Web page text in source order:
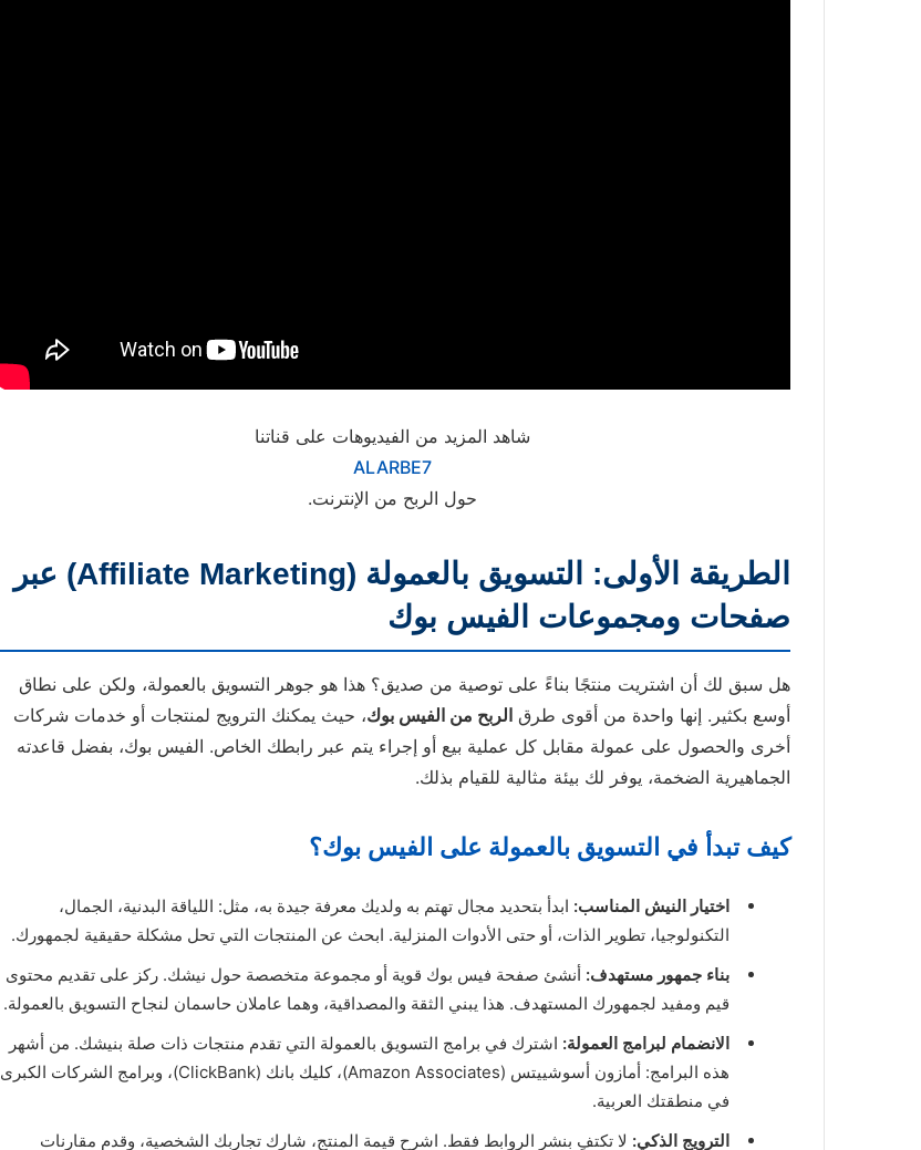
شاهد المزيد من الفيديوهات على قناتنا
ALARBE7
حول الربح من الإنترنت.
الطريقة الأولى: التسويق بالعمولة (Affiliate Marketing) عبر
صفحات ومجموعات الفيس بوك
هل سبق لك أن اشتريت منتجًا بناءً على توصية من صديق؟ هذا هو جوهر التسويق بالعمولة، ولكن على نطاق
أوسع بكثير. إنها واحدة من أقوى طرق الربح من الفيس بوك، حيث يمكنك الترويج لمنتجات أو خدمات شركات
أخرى والحصول على عمولة مقابل كل عملية بيع أو إجراء يتم عبر رابطك الخاص. الفيس بوك، بفضل قاعدته
الجماهيرية الضخمة، يوفر لك بيئة مثالية للقيام بذلك.
كيف تبدأ في التسويق بالعمولة على الفيس بوك؟
اختيار النيش المناسب: ابدأ بتحديد مجال تهتم به ولديك معرفة جيدة به، مثل: اللياقة البدنية، الجمال،
التكنولوجيا، تطوير الذات، أو حتى الأدوات المنزلية. ابحث عن المنتجات التي تحل مشكلة حقيقية لجمهورك.
بناء جمهور مستهدف: أنشئ صفحة فيس بوك قوية أو مجموعة متخصصة حول نيشك. ركز على تقديم محتوى
قيم ومفيد لجمهورك المستهدف. هذا يبني الثقة والمصداقية، وهما عاملان حاسمان لنجاح التسويق بالعمولة.
الانضمام لبرامج العمولة: اشترك في برامج التسويق بالعمولة التي تقدم منتجات ذات صلة بنيشك. من أشهر
هذه البرامج: أمازون أسوشييتس (Amazon Associates)، كليك بانك (ClickBank)، وبرامج الشركات الكبرى
في منطقتك العربية.
الترويج الذكي: لا تكتفِ بنشر الروابط فقط. اشرح قيمة المنتج، شارك تجاربك الشخصية، وقدم مقارنات